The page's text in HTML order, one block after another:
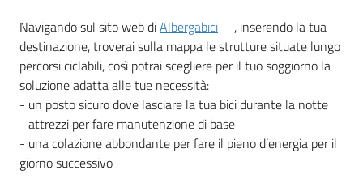
e
dati
Scopri
il
territorio
Menu selezionato
Navigando sul sito web diAlbergabici
, inserendo la tua
destinazione, troverai sulla mappa le strutture situate lungo
percorsi ciclabili, così potrai scegliere per il tuo soggiorno la
soluzione adatta alle tue necessità:
- un posto sicuro dove lasciare la tua bici durante la notte
- attrezzi per fare manutenzione di base
- una colazione abbondante per fare il pieno d’energia per il
giorno successivo